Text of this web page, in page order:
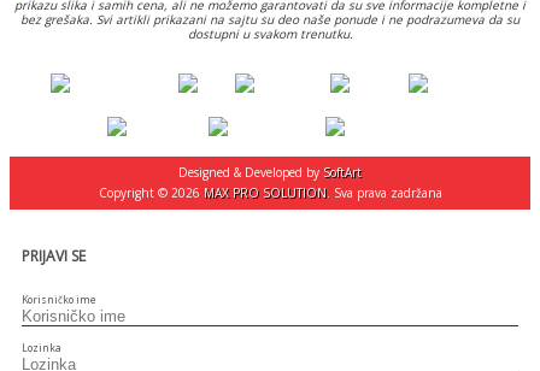
prikazu slika i samih cena, ali ne možemo garantovati da su sve informacije kompletne i
bez grešaka. Svi artikli prikazani na sajtu su deo naše ponude i ne podrazumeva da su
dostupni u svakom trenutku.
Designed & Developed by SoftArt
Copyright © 2026 MAX PRO SOLUTION. Sva prava zadržana
PRIJAVI SE
Korisničko ime
Lozinka